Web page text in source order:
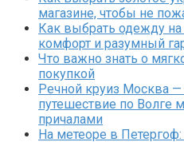
магазине, чтобы не
Как выбрать одежду
комфорт и разумный
Что важно знать о
покупкой
Речной круиз Москва —
путешествие по Волге
причалами
На метеоре в Петергоф: